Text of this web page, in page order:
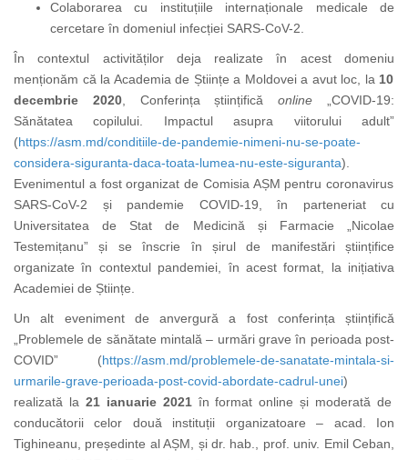
Colaborarea cu instituțiile internaționale medicale de
cercetare în domeniul infecției SARS-CoV-2.
În contextul activităților deja realizate în acest domeniu
menționăm că la Academia de Științe a Moldovei a avut loc, la 10
decembrie 2020, Conferința științificăonline „COVID-19:
Sănătatea copilului. Impactul asupra viitorului adult”
(https://asm.md/conditiile-de-pandemie-nimeni-nu-se-poate-
considera-siguranta-daca-toata-lumea-nu-este-siguranta).
Evenimentul a fost organizat de Comisia AȘM pentru coronavirus
SARS-CoV-2 și pandemie COVID-19, în parteneriat cu
Universitatea de Stat de Medicină și Farmacie „Nicolae
Testemițanu” și se înscrie în șirul de manifestări științifice
organizate în contextul pandemiei, în acest format, la inițiativa
Academiei de Științe.
Un alt eveniment de anvergură a fost conferința științifică
„Problemele de sănătate mintală – urmări grave în perioada post-
COVID” (https://asm.md/problemele-de-sanatate-mintala-si-
urmarile-grave-perioada-post-covid-abordate-cadrul-unei)
realizată la 21 ianuarie 2021în format online și moderată de
conducătorii celor două instituții organizatoare – acad. Ion
Tighineanu, președinte al AȘM, și dr. hab., prof. univ. Emil Ceban,